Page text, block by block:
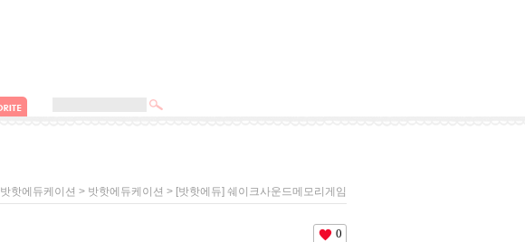
밧핫에듀케이션 > 밧핫에듀케이션 > [밧핫에듀] 쉐이크사운드메모리게임
0